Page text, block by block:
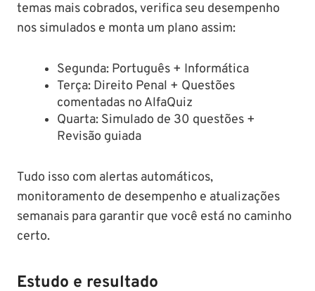
temas mais cobrados, verifica seu desempenho
nos simulados e monta um plano assim:
Segunda: Português + Informática
Terça: Direito Penal + Questões
comentadas no AlfaQuiz
Quarta: Simulado de 30 questões +
Revisão guiada
Tudo isso com alertas automáticos,
monitoramento de desempenho e atualizações
semanais para garantir que você está no caminho
certo.
Estudo e resultado